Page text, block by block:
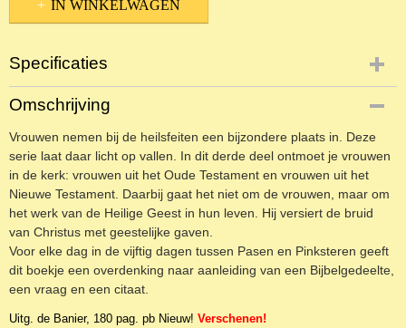
IN WINKELWAGEN
Specificaties
Productcode
NBKTD-19439
EAN code
9789462789098
Omschrijving
Vrouwen nemen bij de heilsfeiten een bijzondere plaats in. Deze
serie laat daar licht op vallen. In dit derde deel ontmoet je vrouwen
in de kerk: vrouwen uit het Oude Testament en vrouwen uit het
Nieuwe Testament. Daarbij gaat het niet om de vrouwen, maar om
het werk van de Heilige Geest in hun leven. Hij versiert de bruid
van Christus met geestelijke gaven.
Voor elke dag in de vijftig dagen tussen Pasen en Pinksteren geeft
dit boekje een overdenking naar aanleiding van een Bijbelgedeelte,
een vraag en een citaat.
Uitg. de Banier, 180 pag. pb Nieuw! Verschenen!